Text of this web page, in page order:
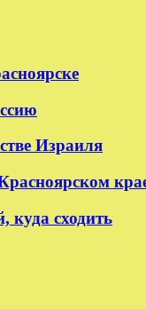
Израиля
куда сходить